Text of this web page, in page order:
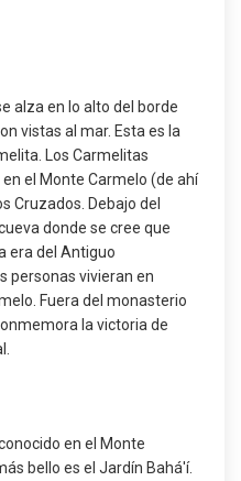
alza en lo alto del borde
vistas al mar. Esta es la
Los Carmelitas
el Monte Carmelo (de ahí
Cruzados. Debajo del
donde se cree que
era del Antiguo
personas vivieran en
Fuera del monasterio
la victoria de
en el Monte
bello es el Jardín Bahá'í.